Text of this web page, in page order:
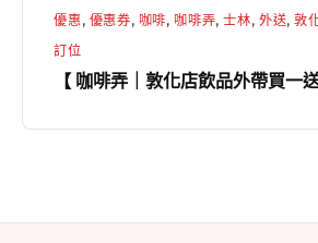
送
優惠, 優惠券, 咖啡, 咖啡弄,士林, 外送,敦
訂位
【 咖啡弄｜敦化店飲品外帶買一送